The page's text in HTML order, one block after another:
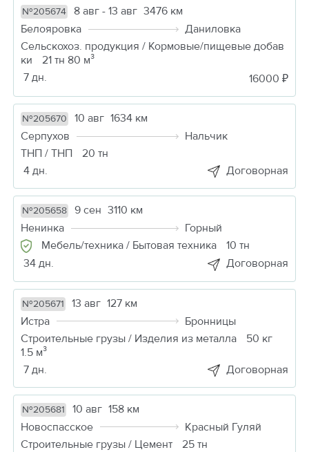
№205674 8 авг - 13 авг 3476 км
Белояровка
Даниловка
Сельскохоз. продукция / Кормовые/пищевые добав
ки
21 тн 80 м³
7 дн.
16000 ₽
№205670 10 авг 1634 км
Серпухов
Нальчик
ТНП / ТНП
20 тн
4 дн.
Договорная
№205658 9 сен 3110 км
Ненинка
Горный
Мебель/техника / Бытовая техника
10 тн
34 дн.
Договорная
№205671 13 авг 127 км
Истра
Бронницы
Строительные грузы / Изделия из металла
50 кг
1.5 м³
7 дн.
Договорная
№205681 10 авг 158 км
Новоспасское
Красный Гуляй
Строительные грузы / Цемент
25 тн